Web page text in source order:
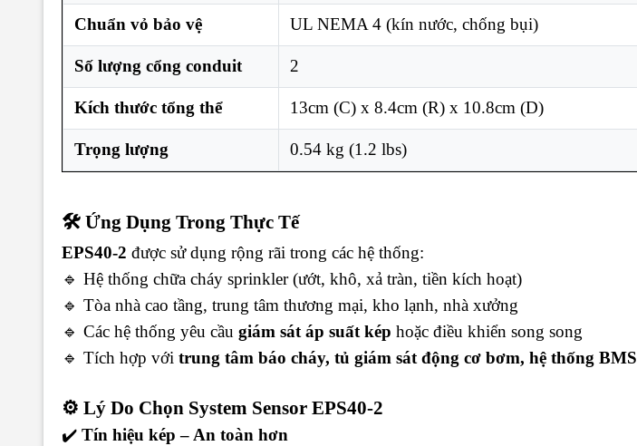
Chuẩn vỏ bảo vệ UL NEMA 4 (kín nước, chống bụi)
Số lượng cổng conduit 2
Kích thước tổng thể 13cm (C) x 8.4cm (R) x 10.8cm (D)
Trọng lượng 0.54 kg (1.2 lbs)
🛠️ Ứng Dụng Trong Thực Tế
EPS40-2 được sử dụng rộng rãi trong các hệ thống:
🔹 Hệ thống chữa cháy sprinkler (ướt, khô, xả tràn, tiền kích hoạt)
🔹 Tòa nhà cao tầng, trung tâm thương mại, kho lạnh, nhà xưởng
🔹 Các hệ thống yêu cầu giám sát áp suất kép hoặc điều khiển song song
🔹 Tích hợp với trung tâm báo cháy, tủ giám sát động cơ bơm, hệ thống BMS
⚙️ Lý Do Chọn System Sensor EPS40-2
✔️ Tín hiệu kép – An toàn hơn